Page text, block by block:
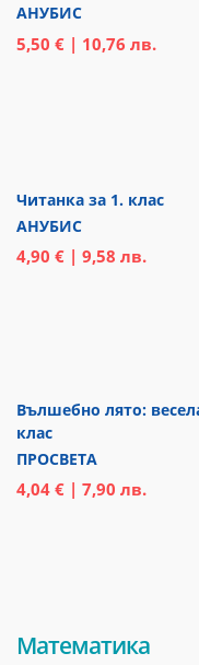
АНУБИС
5,50 € | 10,76 лв.
Читанка за 1. клас
АНУБИС
4,90 € | 9,58 лв.
Вълшебно лято:
клас
ПРОСВЕТА
4,04 € | 7,90 лв.
Математика